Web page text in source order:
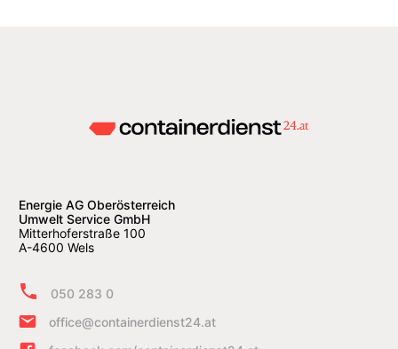
Energie AG Oberösterreich
Umwelt Service GmbH
Mitterhoferstraße 100
A-4600 Wels
050 283 0
office@containerdienst24.at